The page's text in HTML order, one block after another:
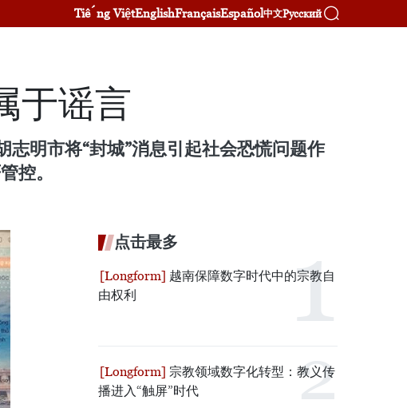
Tiếng ViệtEnglishFrançaisEspañol中文Русский
于谣言
明市将“封城”消息引起社会恐慌问题作
控。
点击最多
越南保障数字时代中的宗教自
由权利
宗教领域数字化转型：教义传
播进入“触屏”时代